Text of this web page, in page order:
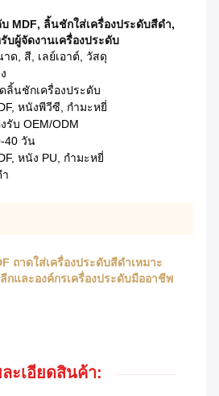
MDF, ลิ้นชักใส่เครื่องประดับสีดำ,
บผู้จัดงานเครื่องประดับ
ด, สี, เลย์เอาต์, วัสดุ
ลิ้นชักเครื่องประดับ
หนังพีวีซี, กำมะหยี่
รับ OEM/ODM
40 วัน
หนัง PU, กำมะหยี่
ถาดใส่เครื่องประดับสีดำเหมาะ
กและองค์กรเครื่องประดับมืออาชีพ
ละเอียดสินค้า: